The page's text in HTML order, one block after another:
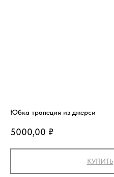
Юбка трапеция из джерси
5000,00 ₽
КУПИТЬ